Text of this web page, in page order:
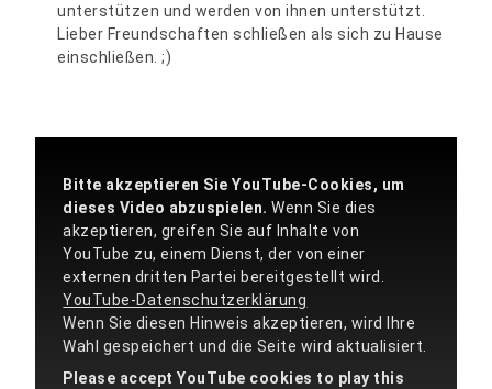
unterstützen und werden von ihnen unterstützt.
Lieber Freundschaften schließen als sich zu Hause
einschließen. ;)
Bitte akzeptieren Sie YouTube-Cookies, um
dieses Video abzuspielen. Wenn Sie dies
akzeptieren, greifen Sie auf Inhalte von
YouTube zu, einem Dienst, der von einer
externen dritten Partei bereitgestellt wird.
YouTube-Datenschutzerklärung
Wenn Sie diesen Hinweis akzeptieren, wird Ihre
Wahl gespeichert und die Seite wird aktualisiert.
Please accept YouTube cookies to play this